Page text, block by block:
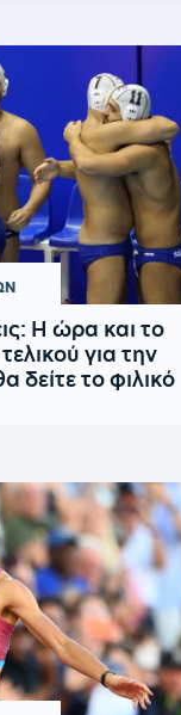
Η ώρα και το
για την
δείτε το φιλικό